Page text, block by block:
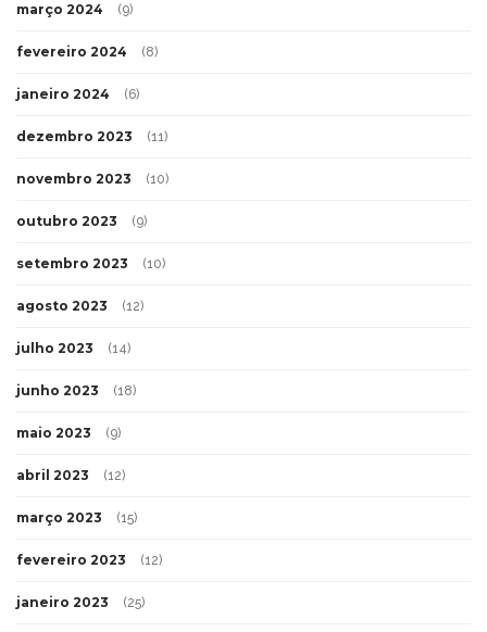
março 2024 (9)
fevereiro 2024 (8)
janeiro 2024 (6)
dezembro 2023 (11)
novembro 2023 (10)
outubro 2023 (9)
setembro 2023 (10)
agosto 2023 (12)
julho 2023 (14)
junho 2023 (18)
maio 2023 (9)
abril 2023 (12)
março 2023 (15)
fevereiro 2023 (12)
janeiro 2023 (25)